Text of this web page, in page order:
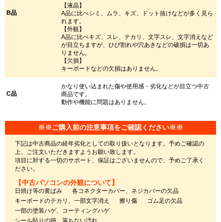
B品
【液晶】
A品に比べシミ、ムラ、キズ、ドット抜けなどが多く見ら
れます。
【外観】
A品に比べキズ、スレ、テカリ、文字スレ、文字消えなど
が目立ちますが、ひび割れや穴あきなどの破損は一切あ
りません。
【欠損】
キーボードなどの欠損はありません。
C品
かなり使い込まれた傷や使用感・劣化などが目立つ中古
商品です。
動作や機能に問題はありません。
※※ご購入前の注意事項をご確認ください※※
下記は中古商品の経年劣化としての取り扱いとなります。予めご確認の
上、ご注文いただきますようお願い致します。
項目に対する一切のサポート、保証はございませんので、予めご了承く
ださい。
【中古パソコンの外観について】
日焼け等の黄ばみ
各コネクターカバー、ネジカバーの欠品
キーボードのテカリ、一部文字消え
擦り傷
ゴム足の欠品
一部の塗装ハゲ、コーティングハゲ